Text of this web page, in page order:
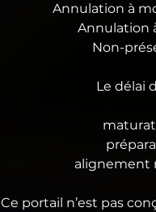
Annulation à
Annulation
Non-
Le délai
alignement
Ce portail n’est pas